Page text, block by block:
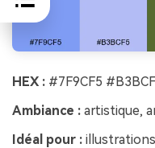
HEX : #7F9CF5
Ambiance : artistique,
Idéal pour :